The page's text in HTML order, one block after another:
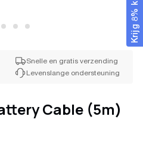
Snelle en gratis verzending
Levenslange ondersteuning
Cable (5m)